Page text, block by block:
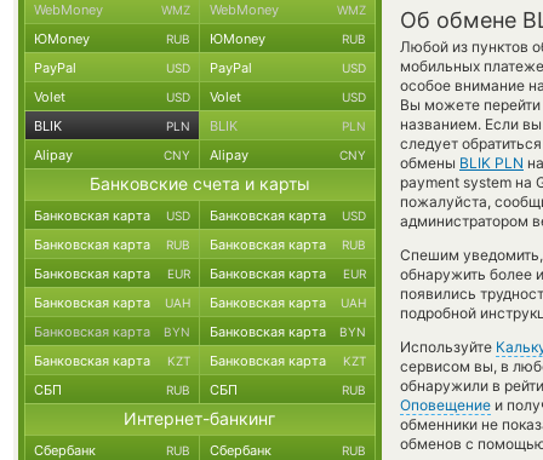
Об обмене
Любой из пунктов
мобильных
особое внимание
Вы можете
названием. Если
следует
обмены BLIK PLN
payment system на
пожалуйста,
администратором
Спешим
обнаружить более
появились
подробной
Используйте
сервисом вы, в
обнаружили в
Оповещение и
обменники не
обменов с
WebMoney WMZ WebMoney WMZ
ЮMoney RUB ЮMoney RUB
PayPal USD PayPal USD
Volet USD Volet USD
BLIK PLN BLIK PLN
Alipay CNY Alipay CNY
Банковские счета и карты
Банковская карта USD Банковская карта USD
Банковская карта RUB Банковская карта RUB
Банковская карта EUR Банковская карта EUR
Банковская карта UAH Банковская карта UAH
Банковская карта BYN Банковская карта BYN
Банковская карта KZT Банковская карта KZT
СБП RUB СБП RUB
Интернет-банкинг
Сбербанк RUB Сбербанк RUB